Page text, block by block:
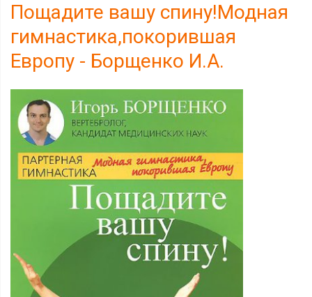
Пощадите вашу спину!Модная
гимнастика,покорившая
Европу - Борщенко И.А.